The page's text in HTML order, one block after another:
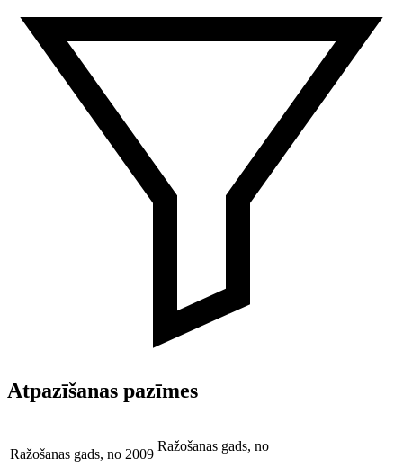
Atpazīšanas pazīmes
Ražošanas gads, no 2009
Ražošanas gads, no